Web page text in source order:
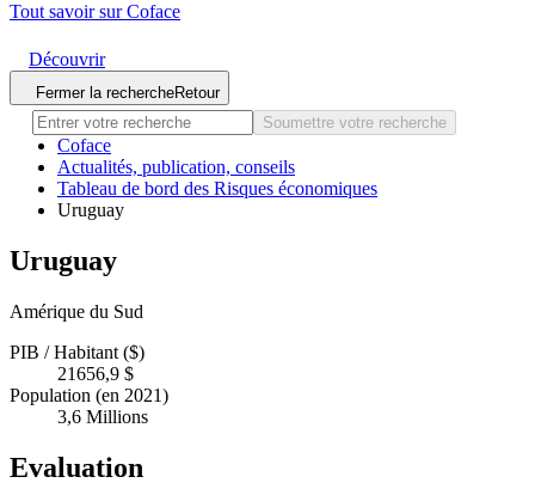
Tout savoir sur Coface
Découvrir
Fermer la rechercheRetour
Soumettre votre recherche
Coface
Actualités, publication, conseils
Tableau de bord des Risques économiques
Uruguay
Uruguay
Amérique du Sud
PIB / Habitant ($)
21656,9 $
Population (en 2021)
3,6 Millions
Evaluation